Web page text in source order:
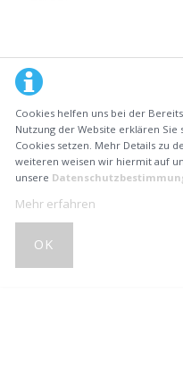
Cookies helfen uns bei der
Nutzung der Website erklären
Cookies setzen. Mehr Details zu
weiteren weisen wir hiermit auf
unsere
Mehr erfahren
OK